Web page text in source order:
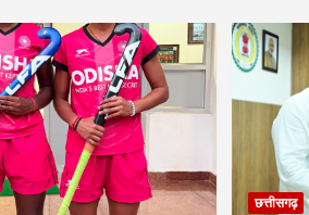
छत्तीसगढ़